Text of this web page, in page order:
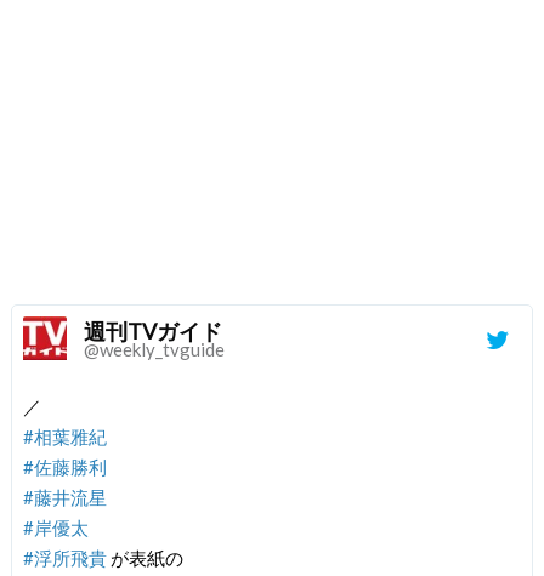
週刊TVガイド
@weekly_tvguide
／
#相葉雅紀
#佐藤勝利
#藤井流星
#岸優太
#浮所飛貴が表紙の